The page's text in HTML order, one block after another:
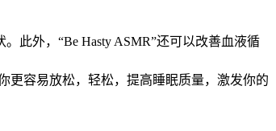
此外，“Be Hasty ASMR”还可以改善血液循
更容易放松，轻松，提高睡眠质量，激发你的